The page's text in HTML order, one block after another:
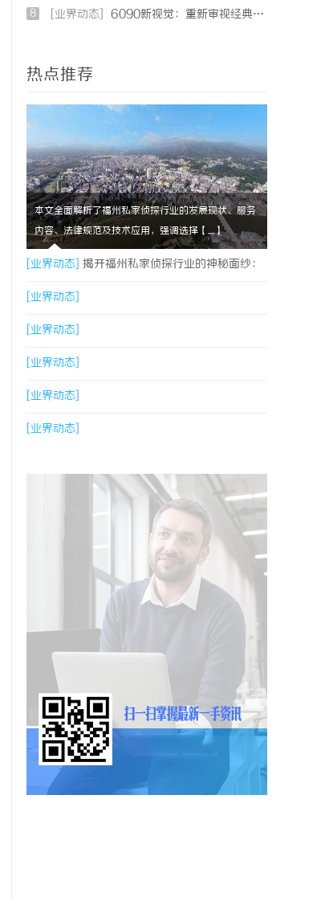
8 [业界动态] 6090新视觉：重新审视经典与现代的视觉盛宴
热点推荐
本文全面解析了福州私家侦探行业的发展现状、服务
内容、法律规范及技术应用，强调选择【....】
[业界动态] 揭开福州私家侦探行业的神秘面纱：
服务、优势与法律解析
[业界动态]
[业界动态]
[业界动态]
[业界动态]
[业界动态]